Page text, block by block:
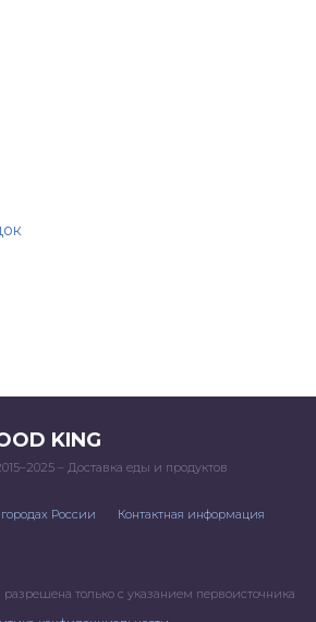
KING
– Доставка еды и продуктов
России Контактная информация
только с указанием первоисточника